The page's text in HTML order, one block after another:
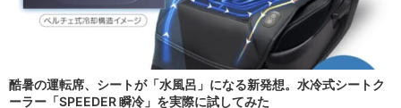
酷暑の運転席、シートが「水風呂」になる新発想。水冷式シートク
ーラー「SPEEDER 瞬冷」を実際に試してみた